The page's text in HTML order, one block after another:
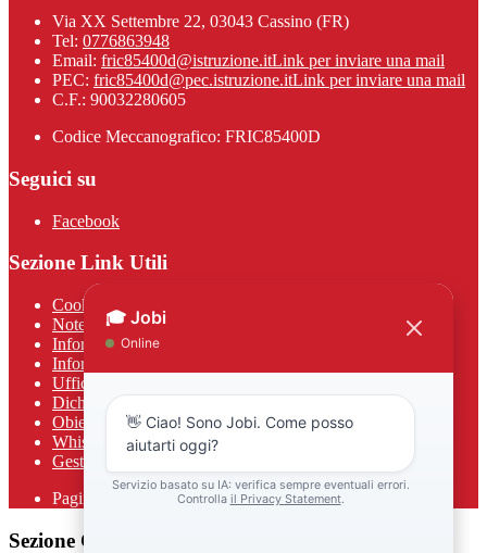
Via XX Settembre 22, 03043 Cassino (FR)
Tel: 0776863948
Email: fric85400d@istruzione.itLink per inviare una mail
PEC: fric85400d@pec.istruzione.itLink per inviare una mail
C.F.: 90032280605
Codice Meccanografico: FRIC85400D
Seguici su
Facebook
Sezione Link Utili
Cookie policy
Note legali
Informativa Privacy
Informativa Privacy chatbot Jobi
Ufficio Relazioni con il Pubblico
Dichiarazione di accessibilità
Obiettivi di accessibilità
Whistleblowing
Gestione consensi cookie
Pagina visualizzata1017volte
Sezione Copyright